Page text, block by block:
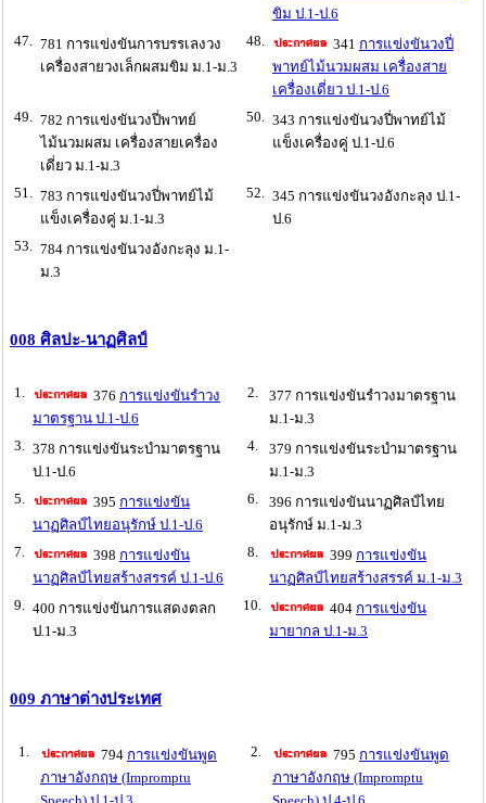
ขิม ป.1-ป.6
47. 781 การแข่งขันการบรรเลงวง
เครื่องสายวงเล็กผสมขิม ม.1-ม.3
48. 341 การแข่งขันวงปี่
พาทย์ไม้นวมผสม เครื่องสาย
เครื่องเดี่ยว ป.1-ป.6
49. 782 การแข่งขันวงปี่พาทย์
ไม้นวมผสม เครื่องสายเครื่อง
เดี่ยว ม.1-ม.3
50. 343 การแข่งขันวงปี่พาทย์ไม้
แข็งเครื่องคู่ ป.1-ป.6
51. 783 การแข่งขันวงปี่พาทย์ไม้
แข็งเครื่องคู่ ม.1-ม.3
52. 345 การแข่งขันวงอังกะลุง ป.1-
ป.6
53. 784 การแข่งขันวงอังกะลุง ม.1-
ม.3
008 ศิลปะ-นาฏศิลป์
1. 376 การแข่งขันรำวง
มาตรฐาน ป.1-ป.6
2.
377 การแข่งขันรำวงมาตรฐาน
ม.1-ม.3
3.
378 การแข่งขันระบำมาตรฐาน
ป.1-ป.6
4.
379 การแข่งขันระบำมาตรฐาน
ม.1-ม.3
5.
395 การแข่งขัน
นาฏศิลป์ไทยอนุรักษ์ ป.1-ป.6
6.
396 การแข่งขันนาฏศิลป์ไทย
อนุรักษ์ ม.1-ม.3
7.
398 การแข่งขัน
นาฏศิลป์ไทยสร้างสรรค์ ป.1-ป.6
8. 399 การแข่งขัน
นาฏศิลป์ไทยสร้างสรรค์ ม.1-ม.3
9.
400 การแข่งขันการแสดงตลก
ป.1-ม.3
10. 404 การแข่งขัน
มายากล ป.1-ม.3
009 ภาษาต่างประเทศ
1. 794 การแข่งขันพูด
ภาษาอังกฤษ (Impromptu
2. 795 การแข่งขันพูด
ภาษาอังกฤษ (Impromptu